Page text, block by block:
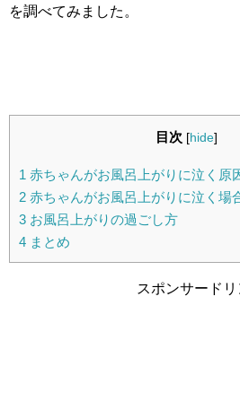
を調べてみました。
目次 [hide]
1 赤ちゃんがお風呂上がりに泣く原
2 赤ちゃんがお風呂上がりに泣く場
3 お風呂上がりの過ごし方
4 まとめ
スポンサードリ